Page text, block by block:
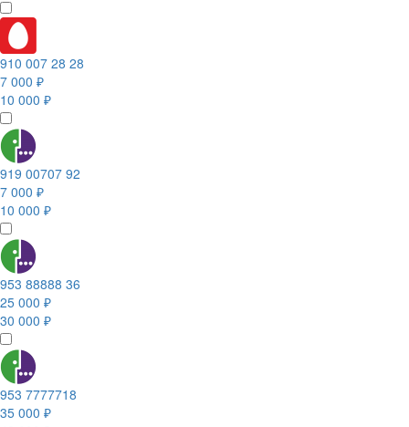
910 007 28 28
7 000 ₽
10 000 ₽
919 00707 92
7 000 ₽
10 000 ₽
953 88888 36
25 000 ₽
30 000 ₽
953 7777718
35 000 ₽